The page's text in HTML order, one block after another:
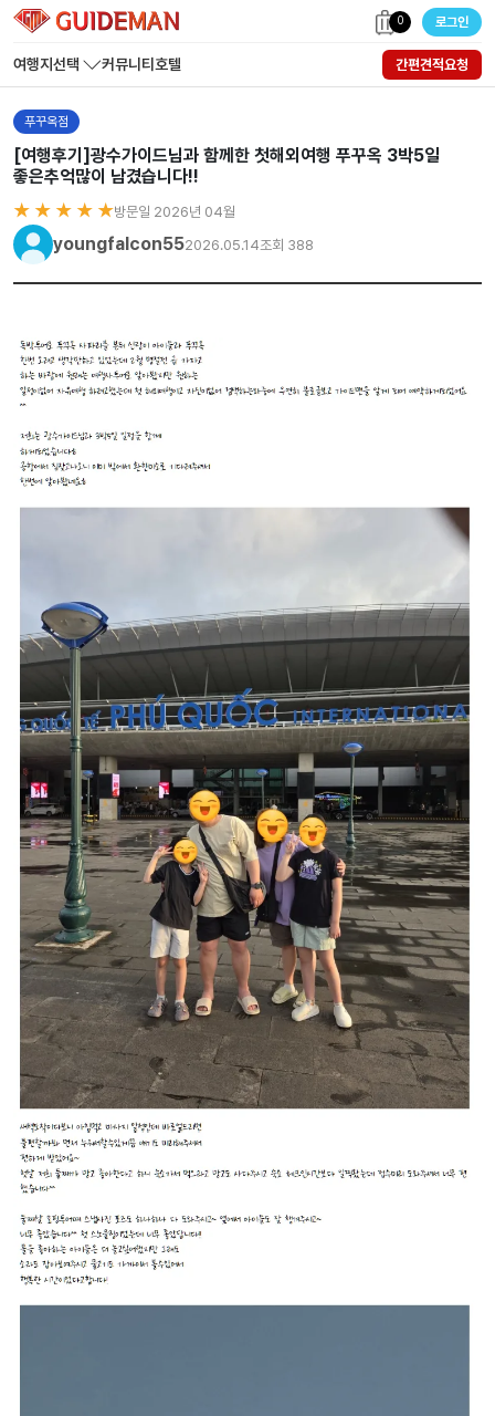
0 로그인
여행지선택 커뮤니티 호텔 간편견적요청
푸꾸옥점
[여행후기]광수가이드님과 함께한 첫해외여행 푸꾸옥 3박5일
좋은추억많이 남겼습니다!!
★ ★ ★ ★ ★방문일 2026년 04월
youngfalcon552026.05.14조회 388